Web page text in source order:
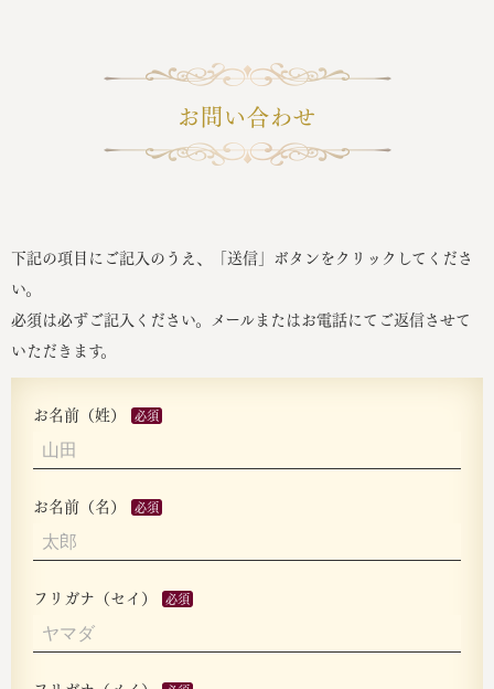
お問い合わせ
下記の項目にご記入のうえ、「送信」ボタンをクリックしてくださ
い。
必須は必ずご記入ください。メールまたはお電話にてご返信させて
いただきます。
お名前（姓）
お名前（名）
フリガナ（セイ）